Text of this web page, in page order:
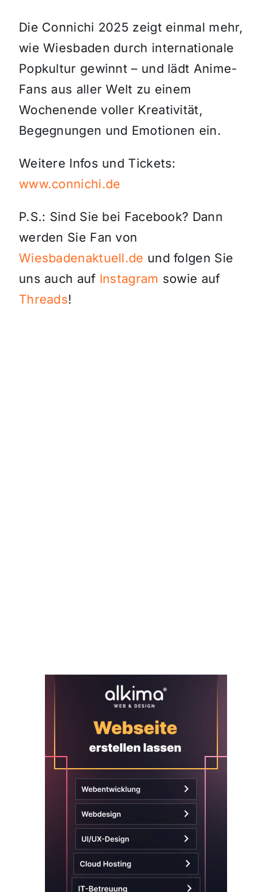
Die Connichi 2025 zeigt einmal mehr,
wie Wiesbaden durch internationale
Popkultur gewinnt – und lädt Anime-
Fans aus aller Welt zu einem
Wochenende voller Kreativität,
Begegnungen und Emotionen ein.
Weitere Infos und Tickets:
www.connichi.de
P.S.: Sind Sie bei Facebook? Dann
werden Sie Fan von
Wiesbadenaktuell.de und folgen Sie
uns auch auf Instagram sowie auf
Threads!